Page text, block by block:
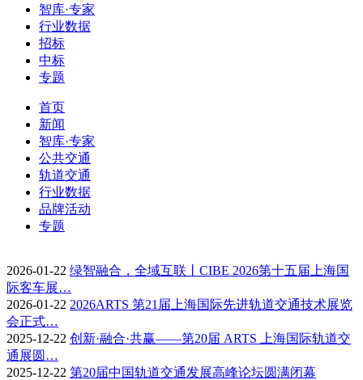
智库·专家
行业数据
招标
中标
专题
首页
新闻
智库·专家
公共交通
轨道交通
行业数据
品牌活动
专题
2026-01-22 绿智融合，全域互联丨CIBE 2026第十五届上海国
际客车展…
2026-01-22 2026ARTS 第21届上海国际先进轨道交通技术展览
会正式…
2025-12-22 创新·融合·共赢——第20届 ARTS 上海国际轨道交
通展圆…
2025-12-22 第20届中国轨道交通发展高峰论坛圆满闭幕